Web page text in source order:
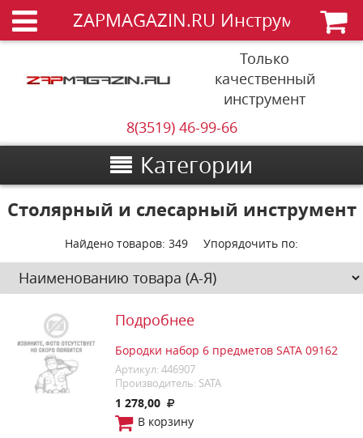
ZAPMAGAZIN.RU Инструменты
Только
качественный
инструмент
8(3519) 46-99-66
Категории
Столярный и слесарный инструмент
Найдено товаров: 349 Упорядочить по:
Подробнее
Бородки набор 6 предметов SATA 09162
Артикул: 446907
Производитель: SATA
1 278,00
В корзину